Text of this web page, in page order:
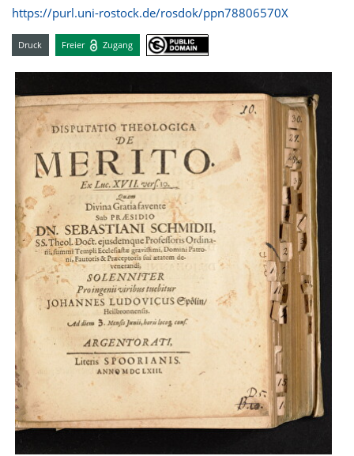
https://purl.uni-rostock.de/rosdok/ppn78806570X
Druck Freier Zugang